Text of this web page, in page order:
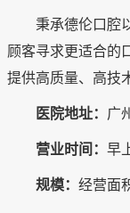
秉承德伦口腔
顾客寻求更适合的
提供高质量、高技
医院地址： 广
营业时间： 早
规模： 经营面